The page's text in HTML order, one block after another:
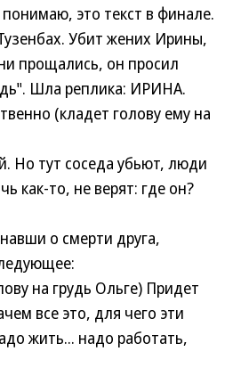
это текст в финале.
Убит жених Ирины,
прощались, он просил
Шла реплика: ИРИНА.
(кладет голову ему на
тут соседа убьют, люди
как-то, не верят: где он?
о смерти друга,
на грудь Ольге) Придет
все это, для чего эти
жить... надо работать,